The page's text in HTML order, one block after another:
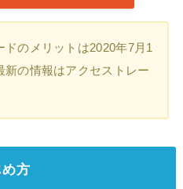
ドのメリットは2020年7月1
新の情報はアクセストレー
方